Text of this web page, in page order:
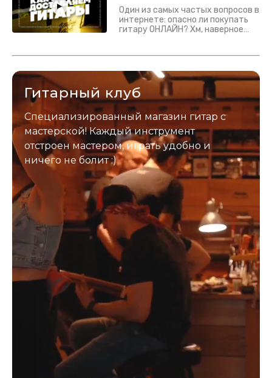
Один из самых частых вопросов в
интернете: опасно ли покупать
гитару ОНЛАЙН? Хм, наверное
застрахован. Случись что -
Гитарный клуб
Специализированный магазин гитар с
мастерской! Каждый инструмент
отстроен мастером, играть удобно и
ничего не болит :)